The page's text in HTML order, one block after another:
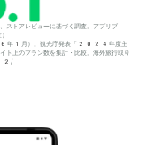
トアレビューに基づく調査。アプリブ
年1月）。観光庁発表「2024年度主
上のプラン数を集計・比較。海外旅行取り